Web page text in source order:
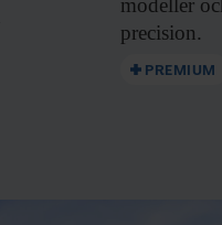
precision.
PREMIUM